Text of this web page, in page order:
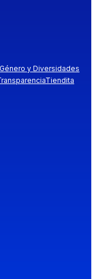
Género y Diversidades
Tiendita